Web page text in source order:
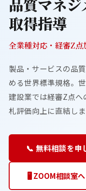
品質マネジ
取得指導
全業種対応・経審Z
製品・サービスの品
める世界標準規格。
建設業では経審Z点へ
札評価向上に直結しま
📞 無料相談を申
🖥️ ZOOM相談室へ